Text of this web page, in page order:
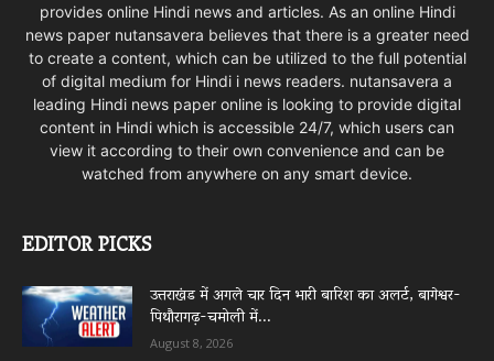
provides online Hindi news and articles. As an online Hindi
news paper nutansavera believes that there is a greater need
to create a content, which can be utilized to the full potential
of digital medium for Hindi i news readers. nutansavera a
leading Hindi news paper online is looking to provide digital
content in Hindi which is accessible 24/7, which users can
view it according to their own convenience and can be
watched from anywhere on any smart device.
EDITOR PICKS
उत्तराखंड में अगले चार दिन भारी बारिश का अलर्ट, बागेश्वर-
पिथौरागढ़-चमोली में...
August 8, 2026